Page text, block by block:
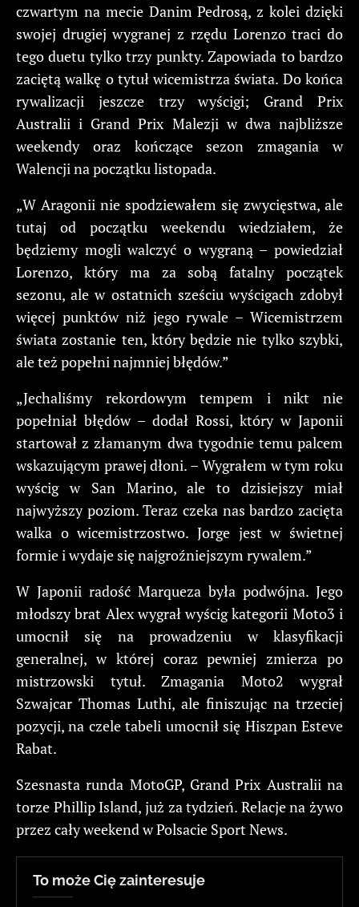
czwartym na mecie Danim Pedrosą, z kolei dzięki
swojej drugiej wygranej z rzędu Lorenzo traci do
tego duetu tylko trzy punkty. Zapowiada to bardzo
zaciętą walkę o tytuł wicemistrza świata. Do końca
rywalizacji jeszcze trzy wyścigi; Grand Prix
Australii i Grand Prix Malezji w dwa najbliższe
weekendy oraz kończące sezon zmagania w
Walencji na początku listopada.
„W Aragonii nie spodziewałem się zwycięstwa, ale
tutaj od początku weekendu wiedziałem, że
będziemy mogli walczyć o wygraną – powiedział
Lorenzo, który ma za sobą fatalny początek
sezonu, ale w ostatnich sześciu wyścigach zdobył
więcej punktów niż jego rywale – Wicemistrzem
świata zostanie ten, który będzie nie tylko szybki,
ale też popełni najmniej błędów.”
„Jechaliśmy rekordowym tempem i nikt nie
popełniał błędów – dodał Rossi, który w Japonii
startował z złamanym dwa tygodnie temu palcem
wskazującym prawej dłoni. – Wygrałem w tym roku
wyścig w San Marino, ale to dzisiejszy miał
najwyższy poziom. Teraz czeka nas bardzo zacięta
walka o wicemistrzostwo. Jorge jest w świetnej
formie i wydaje się najgroźniejszym rywalem.”
W Japonii radość Marqueza była podwójna. Jego
młodszy brat Alex wygrał wyścig kategorii Moto3 i
umocnił się na prowadzeniu w klasyfikacji
generalnej, w której coraz pewniej zmierza po
mistrzowski tytuł. Zmagania Moto2 wygrał
Szwajcar Thomas Luthi, ale finiszując na trzeciej
pozycji, na czele tabeli umocnił się Hiszpan Esteve
Rabat.
Szesnasta runda MotoGP, Grand Prix Australii na
torze Phillip Island, już za tydzień. Relacje na żywo
przez cały weekend w Polsacie Sport News.
To może Cię zainteresuje